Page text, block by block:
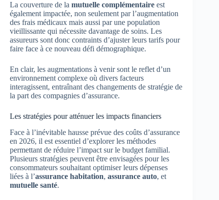
La couverture de la mutuelle complémentaire est
également impactée, non seulement par l’augmentation
des frais médicaux mais aussi par une population
vieillissante qui nécessite davantage de soins. Les
assureurs sont donc contraints d’ajuster leurs tarifs pour
faire face à ce nouveau défi démographique.
En clair, les augmentations à venir sont le reflet d’un
environnement complexe où divers facteurs
interagissent, entraînant des changements de stratégie de
la part des compagnies d’assurance.
Les stratégies pour atténuer les impacts financiers
Face à l’inévitable hausse prévue des coûts d’assurance
en 2026, il est essentiel d’explorer les méthodes
permettant de réduire l’impact sur le budget familial.
Plusieurs stratégies peuvent être envisagées pour les
consommateurs souhaitant optimiser leurs dépenses
liées à l’assurance habitation, assurance auto, et
mutuelle santé.